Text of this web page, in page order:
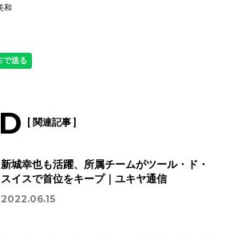
和
[ 関連記事 ]
新城幸也も活躍、所属チームがツール・ド・
スイスで首位をキープ｜ユキヤ通信
2022.06.15